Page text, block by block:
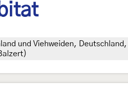
und Viehweiden,